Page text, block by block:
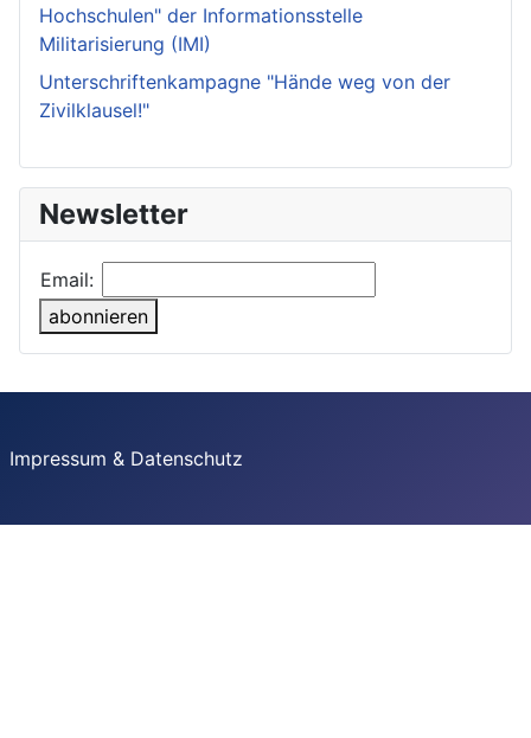
Hochschulen" der Informationsstelle
Militarisierung (IMI)
Unterschriftenkampagne "Hände weg von der
Zivilklausel!"
Newsletter
Email:
abonnieren
Impressum & Datenschutz